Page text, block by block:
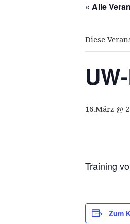
« Alle
Diese
16.März @
Training
Zum